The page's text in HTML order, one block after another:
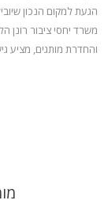
הגעת למקום הנכון
משרד יחסי ציבור רונן
והחדרת מותגים, מציע